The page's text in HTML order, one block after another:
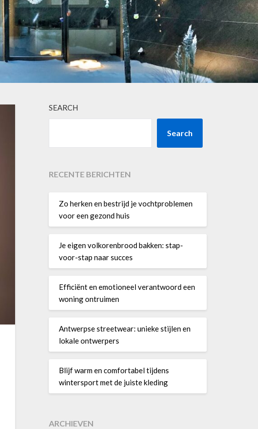
SEARCH
Search
RECENTE BERICHTEN
Zo herken en bestrijd je vochtproblemen
voor een gezond huis
Je eigen volkorenbrood bakken: stap-
voor-stap naar succes
Efficiënt en emotioneel verantwoord een
woning ontruimen
Antwerpse streetwear: unieke stijlen en
lokale ontwerpers
Blijf warm en comfortabel tijdens
wintersport met de juiste kleding
ARCHIEVEN